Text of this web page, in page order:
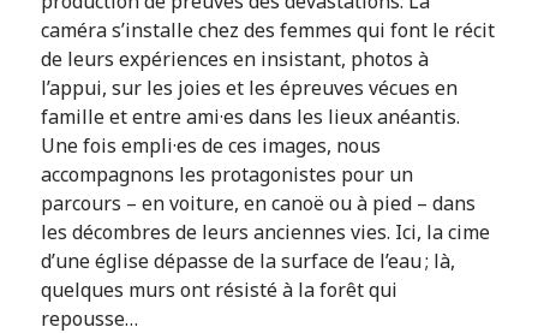
caméra s’installe chez des femmes qui font le récit
de leurs expériences en insistant, photos à
l’appui, sur les joies et les épreuves vécues en
famille et entre ami·es dans les lieux anéantis.
Une fois empli·es de ces images, nous
accompagnons les protagonistes pour un
parcours – en voiture, en canoë ou à pied – dans
les décombres de leurs anciennes vies. Ici, la cime
d’une église dépasse de la surface de l’eau ; là,
quelques murs ont résisté à la forêt qui
repousse…